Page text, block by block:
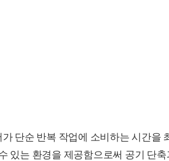
단순 반복 작업에 소비하는 시간을
있는 환경을 제공함으로써 공기 단축